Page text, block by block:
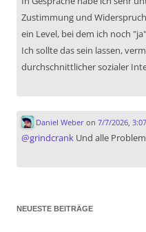
Zustimmung und
ein Level, bei dem ich noch
Ich sollte das sein lassen,
durchschnittlicher sozialer
Daniel Weberon 7/7/2026,
@grindcrank Und alle
NEUESTE BEITRÄGE